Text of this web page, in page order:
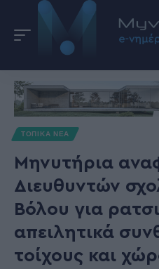
ΤΟΠΙΚΑ ΝΕΑ
Μηνυτήρια
Διευθυντών
Βόλου για
απειλητικά
τοίχους και